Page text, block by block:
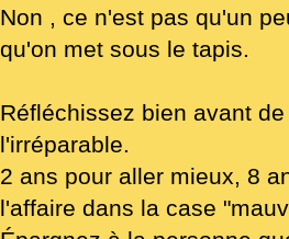
Non , ce n'est pas qu'un
qu'on met sous le tapis.
Réfléchissez bien avant
l'irréparable.
2 ans pour aller mieux, 8
l'affaire dans la case